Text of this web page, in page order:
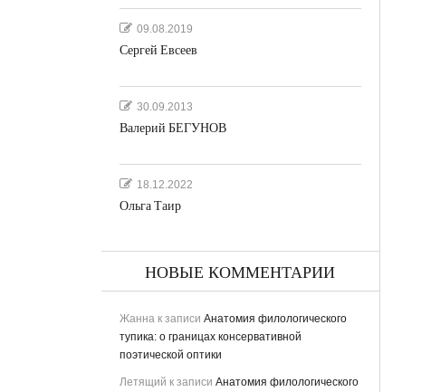
09.08.2019
Сергей Евсеев
30.09.2013
Валерий БЕГУНОВ
18.12.2022
Ольга Таир
НОВЫЕ КОММЕНТАРИИ
Жаннак записи Анатомия филологического
тупика: о границах консервативной
поэтической оптики
Летящий к записи Анатомия филологического